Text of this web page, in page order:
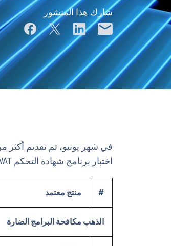
شارك هذا المنشور
اختبار برنامج شهادة التحكم OPSWAT (OACCP)، OPSWAT مع المورد لإصلاحه.
# منتج معتمد
الذهب مكافحة البرامج الضارة